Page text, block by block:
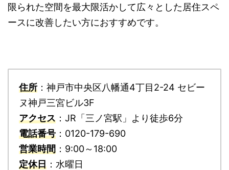
限られた空間を最大限活かして広々とした居住スペ
ースに改善したい方におすすめです。
住所 ：神戸市中央区八幡通4丁目2-24 セビー
ヌ神戸三宮ビル3F
アクセス ：JR「三ノ宮駅」より徒歩6分
電話番号 ：0120-179-690
営業時間 ：9:00～18:00
定休日 ：水曜日